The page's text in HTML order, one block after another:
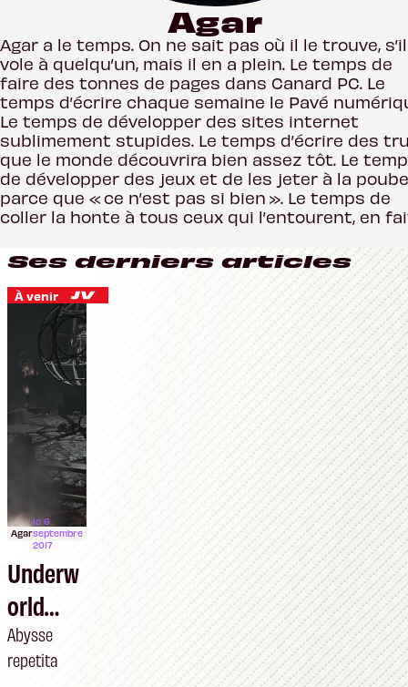
Agar
Agar a le temps. On ne sait pas où il le trouve,
vole à quelqu’un, mais il en a plein. Le temps de
faire des tonnes de pages dans Canard PC. Le
temps d’écrire chaque semaine le Pavé
Le temps de développer des sites internet
sublimement stupides. Le temps d’écrire des
que le monde découvrira bien assez tôt. Le
de développer des jeux et de les jeter à la
parce que « ce n’est pas si bien ». Le temps de
coller la honte à tous ceux qui l’entourent, en
Ses derniers articles
À venir
Agar
le 6
septembre
2017
Underw
orld
Ascend
ant
Abysse
repetita